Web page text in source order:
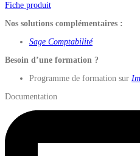
Fiche produit
Nos solutions complémentaires :
Sage Comptabilité
Besoin d’une formation ?
Programme de formation sur
Documentation